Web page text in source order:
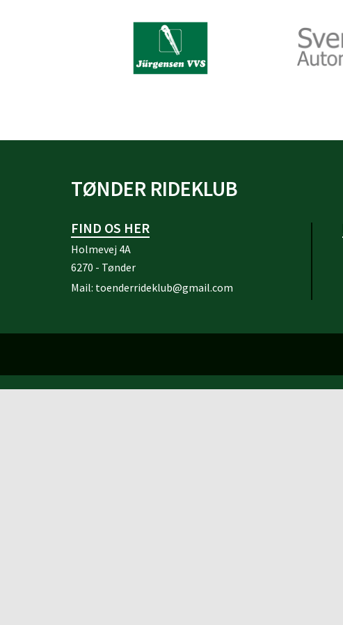
TØNDER RIDEKLUB
FIND OS HER
Holmevej 4A
6270 - Tønder
Mail: toenderrideklub@gmail.com